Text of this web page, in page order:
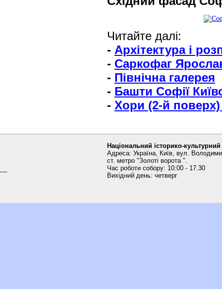
Читайте далі:
- Архітектура і
- Саркофаг
- Північна галерея
- Башти Софії
- Хори (2-й поверх)
Національний історико-
Адреса: Україна, Київ, вул.
ст. метро "Золоті ворота ".
Час роботи собору: 10:00 - 17.30
Вихідний день: четверг